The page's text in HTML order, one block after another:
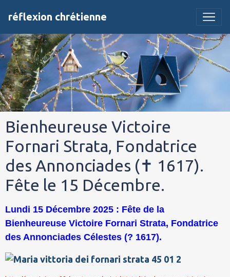
réflexion chrétienne
Bienheureuse Victoire
Fornari Strata, Fondatrice
des Annonciades (✝ 1617).
Fête le 15 Décembre.
Lundi 15 Décembre 2025 : Fête de la
Bienheureuse Victoire Fornari Strata, Fondatrice
des Annonciades Célestes (? 1617).